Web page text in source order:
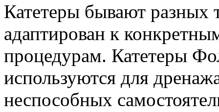
Катетеры бывают разных
адаптирован к
процедурам. Катетеры
используются для
неспособных